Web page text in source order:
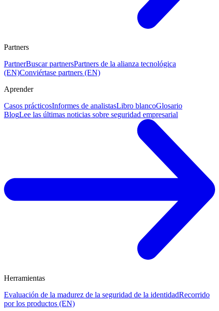
Partners
PartnerBuscar partnersPartners de la alianza tecnológica
(EN)Conviértase partners (EN)
Aprender
Casos prácticosInformes de analistasLibro blancoGlosario
BlogLee las últimas noticias sobre seguridad empresarial
Herramientas
Evaluación de la madurez de la seguridad de la identidadRecorrido
por los productos (EN)